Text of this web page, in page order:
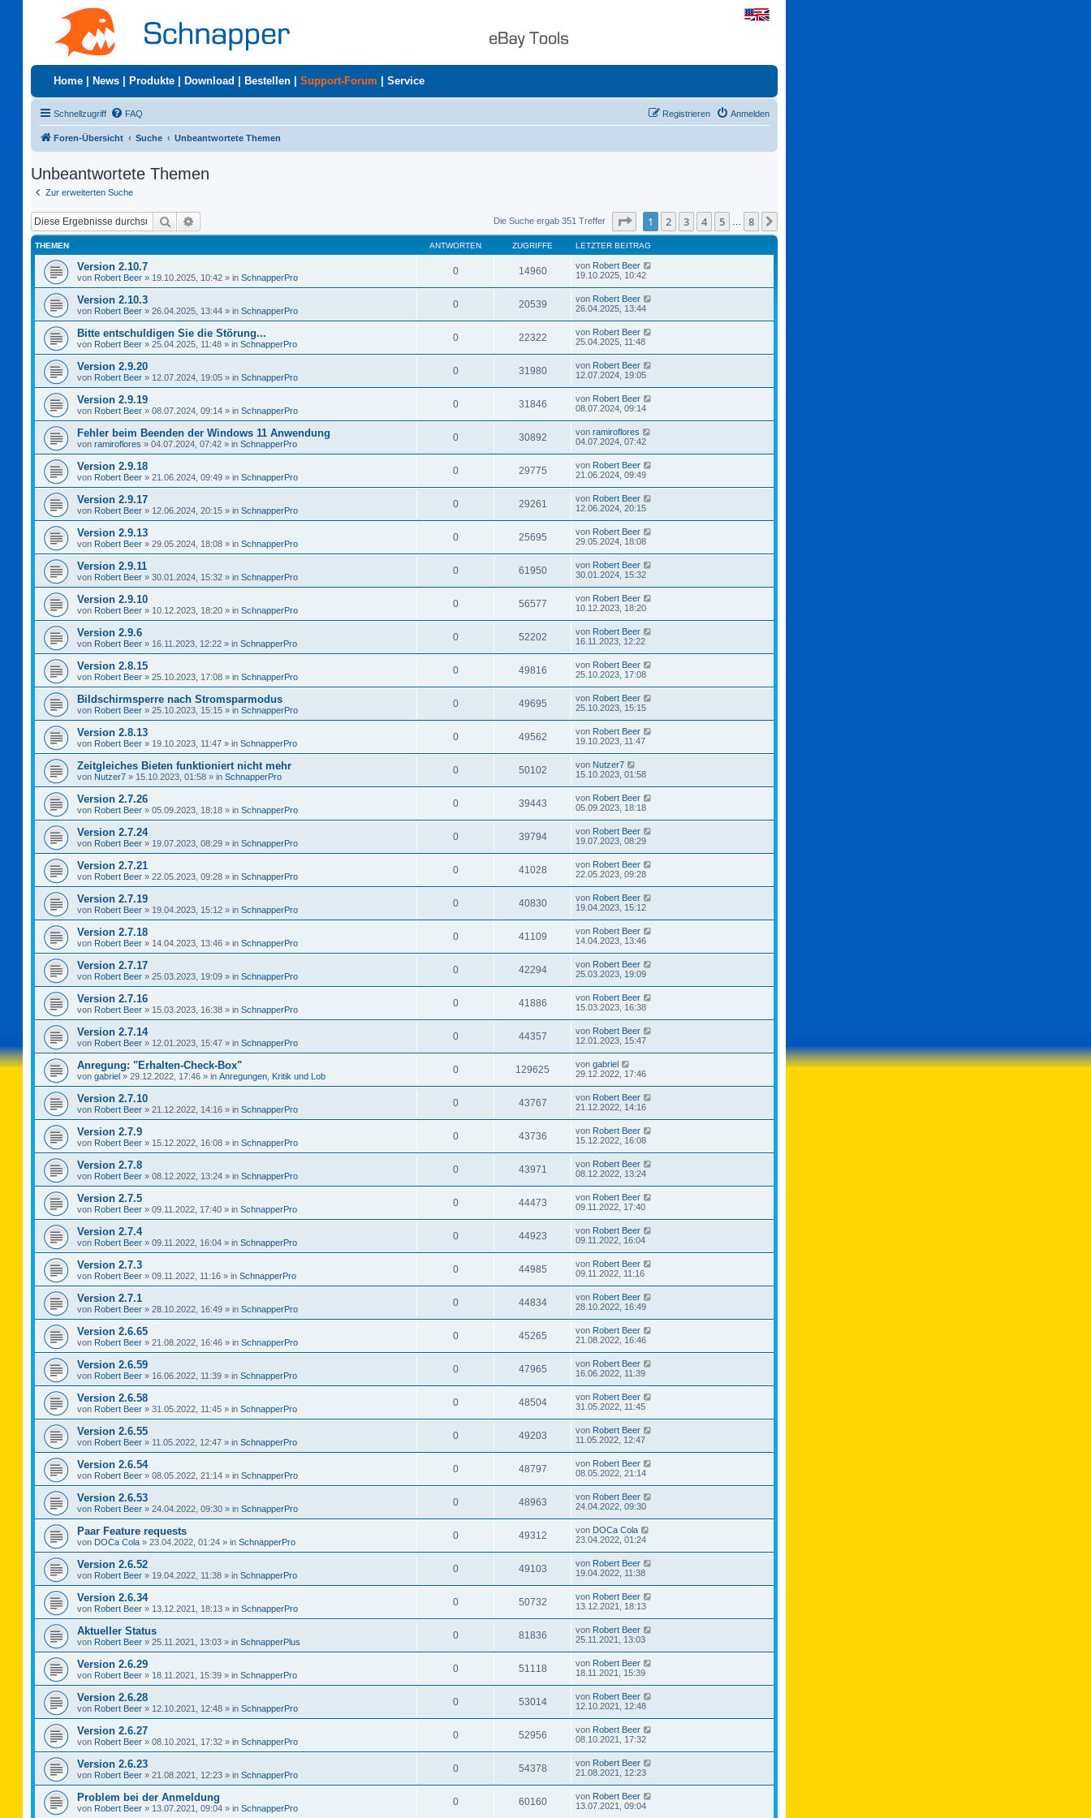
Home News Produkte Download Bestellen Support-Forum Service
Schnellzugriff FAQ Anmelden
Registrieren
Foren-Übersicht Suche Unbeantwortete Themen
Unbeantwortete Themen
Zur erweiterten Suche
Suche Die Suche ergab 351 Treffer Seite von8
1 2 3 4 5 8
THEMEN ANTWORTEN ZUGRIFFE LETZTER BEITRAG
Version 2.10.7
von Robert Beer » 19.10.2025, 10:42 » in SchnapperPro
0 14960 von Robert Beer
19.10.2025, 10:42
Version 2.10.3
von Robert Beer » 26.04.2025, 13:44 » in SchnapperPro
0 20539 von Robert Beer
26.04.2025, 13:44
Bitte entschuldigen Sie die Störung...
von Robert Beer » 25.04.2025, 11:48 » in SchnapperPro
0 22322 von Robert Beer
25.04.2025, 11:48
Version 2.9.20
von Robert Beer » 12.07.2024, 19:05 » in SchnapperPro
0 31980 von Robert Beer
12.07.2024, 19:05
Version 2.9.19
von Robert Beer » 08.07.2024, 09:14 » in SchnapperPro
0 31846 von Robert Beer
08.07.2024, 09:14
Fehler beim Beenden der Windows 11 Anwendung
von ramiroflores » 04.07.2024, 07:42 » in SchnapperPro
0 30892 von ramiroflores
04.07.2024, 07:42
Version 2.9.18
von Robert Beer » 21.06.2024, 09:49 » in SchnapperPro
0 29775 von Robert Beer
21.06.2024, 09:49
Version 2.9.17
von Robert Beer » 12.06.2024, 20:15 » in SchnapperPro
0 29261 von Robert Beer
12.06.2024, 20:15
Version 2.9.13
von Robert Beer » 29.05.2024, 18:08 » in SchnapperPro
0 25695 von Robert Beer
29.05.2024, 18:08
Version 2.9.11
von Robert Beer » 30.01.2024, 15:32 » in SchnapperPro
0 61950 von Robert Beer
30.01.2024, 15:32
Version 2.9.10
von Robert Beer » 10.12.2023, 18:20 » in SchnapperPro
0 56577 von Robert Beer
10.12.2023, 18:20
Version 2.9.6
von Robert Beer » 16.11.2023, 12:22 » in SchnapperPro
0 52202 von Robert Beer
16.11.2023, 12:22
Version 2.8.15
von Robert Beer » 25.10.2023, 17:08 » in SchnapperPro
0 49816 von Robert Beer
25.10.2023, 17:08
Bildschirmsperre nach Stromsparmodus
von Robert Beer » 25.10.2023, 15:15 » in SchnapperPro
0 49695 von Robert Beer
25.10.2023, 15:15
Version 2.8.13
von Robert Beer » 19.10.2023, 11:47 » in SchnapperPro
0 49562 von Robert Beer
19.10.2023, 11:47
Zeitgleiches Bieten funktioniert nicht mehr
von Nutzer7 » 15.10.2023, 01:58 » in SchnapperPro
0 50102 von Nutzer7
15.10.2023, 01:58
Version 2.7.26
von Robert Beer » 05.09.2023, 18:18 » in SchnapperPro
0 39443 von Robert Beer
05.09.2023, 18:18
Version 2.7.24
von Robert Beer » 19.07.2023, 08:29 » in SchnapperPro
0 39794 von Robert Beer
19.07.2023, 08:29
Version 2.7.21
von Robert Beer » 22.05.2023, 09:28 » in SchnapperPro
0 41028 von Robert Beer
22.05.2023, 09:28
Version 2.7.19
von Robert Beer » 19.04.2023, 15:12 » in SchnapperPro
0 40830 von Robert Beer
19.04.2023, 15:12
Version 2.7.18
von Robert Beer » 14.04.2023, 13:46 » in SchnapperPro
0 41109 von Robert Beer
14.04.2023, 13:46
Version 2.7.17
von Robert Beer » 25.03.2023, 19:09 » in SchnapperPro
0 42294 von Robert Beer
25.03.2023, 19:09
Version 2.7.16
von Robert Beer » 15.03.2023, 16:38 » in SchnapperPro
0 41886 von Robert Beer
15.03.2023, 16:38
Version 2.7.14
von Robert Beer » 12.01.2023, 15:47 » in SchnapperPro
0 44357 von Robert Beer
12.01.2023, 15:47
Anregung: "Erhalten-Check-Box"
von gabriel » 29.12.2022, 17:46 » in Anregungen, Kritik und Lob
0 129625 von gabriel
29.12.2022, 17:46
Version 2.7.10
von Robert Beer » 21.12.2022, 14:16 » in SchnapperPro
0 43767 von Robert Beer
21.12.2022, 14:16
Version 2.7.9
von Robert Beer » 15.12.2022, 16:08 » in SchnapperPro
0 43736 von Robert Beer
15.12.2022, 16:08
Version 2.7.8
von Robert Beer » 08.12.2022, 13:24 » in SchnapperPro
0 43971 von Robert Beer
08.12.2022, 13:24
Version 2.7.5
von Robert Beer » 09.11.2022, 17:40 » in SchnapperPro
0 44473 von Robert Beer
09.11.2022, 17:40
Version 2.7.4
von Robert Beer » 09.11.2022, 16:04 » in SchnapperPro
0 44923 von Robert Beer
09.11.2022, 16:04
Version 2.7.3
von Robert Beer » 09.11.2022, 11:16 » in SchnapperPro
0 44985 von Robert Beer
09.11.2022, 11:16
Version 2.7.1
von Robert Beer » 28.10.2022, 16:49 » in SchnapperPro
0 44834 von Robert Beer
28.10.2022, 16:49
Version 2.6.65
von Robert Beer » 21.08.2022, 16:46 » in SchnapperPro
0 45265 von Robert Beer
21.08.2022, 16:46
Version 2.6.59
von Robert Beer » 16.06.2022, 11:39 » in SchnapperPro
0 47965 von Robert Beer
16.06.2022, 11:39
Version 2.6.58
von Robert Beer » 31.05.2022, 11:45 » in SchnapperPro
0 48504 von Robert Beer
31.05.2022, 11:45
Version 2.6.55
von Robert Beer » 11.05.2022, 12:47 » in SchnapperPro
0 49203 von Robert Beer
11.05.2022, 12:47
Version 2.6.54
von Robert Beer » 08.05.2022, 21:14 » in SchnapperPro
0 48797 von Robert Beer
08.05.2022, 21:14
Version 2.6.53
von Robert Beer » 24.04.2022, 09:30 » in SchnapperPro
0 48963 von Robert Beer
24.04.2022, 09:30
Paar Feature requests
von DOCa Cola » 23.04.2022, 01:24 » in SchnapperPro
0 49312 von DOCa Cola
23.04.2022, 01:24
Version 2.6.52
von Robert Beer » 19.04.2022, 11:38 » in SchnapperPro
0 49103 von Robert Beer
19.04.2022, 11:38
Version 2.6.34
von Robert Beer » 13.12.2021, 18:13 » in SchnapperPro
0 50732 von Robert Beer
13.12.2021, 18:13
Aktueller Status
von Robert Beer » 25.11.2021, 13:03 » in SchnapperPlus
0 81836 von Robert Beer
25.11.2021, 13:03
Version 2.6.29
von Robert Beer » 18.11.2021, 15:39 » in SchnapperPro
0 51118 von Robert Beer
18.11.2021, 15:39
Version 2.6.28
von Robert Beer » 12.10.2021, 12:48 » in SchnapperPro
0 53014 von Robert Beer
12.10.2021, 12:48
Version 2.6.27
von Robert Beer » 08.10.2021, 17:32 » in SchnapperPro
0 52956 von Robert Beer
08.10.2021, 17:32
Version 2.6.23
von Robert Beer » 21.08.2021, 12:23 » in SchnapperPro
0 54378 von Robert Beer
21.08.2021, 12:23
Problem bei der Anmeldung
von Robert Beer » 13.07.2021, 09:04 » in SchnapperPro
0 60160 von Robert Beer
13.07.2021, 09:04